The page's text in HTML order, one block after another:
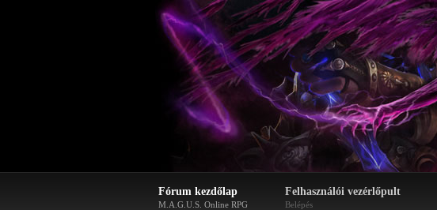
Fórum kezdőlap
M.A.G.U.S. Online RPG
Felhasználói vezérlőpult
Belépés